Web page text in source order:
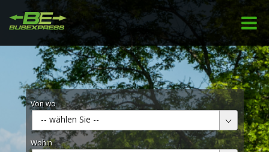
Von wo
-- wählen Sie --
Wohin